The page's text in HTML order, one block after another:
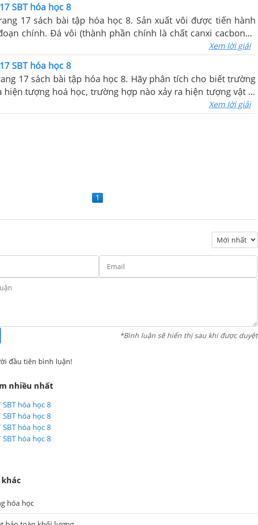
SBT hóa học 8
17 sách bài tập hóa học 8. Sản xuất vôi được tiến hành
chính. Đá vôi (thành phần chính là chất canxi cacbonat)
Xem lời giải
SBT hóa học 8
17 sách bài tập hóa học 8. Hãy phân tích cho biết trường
hiện tượng hoá học, trường hợp nào xảy ra hiện tượng vật lí.
Xem lời giải
1
*Bình luận sẽ hiển thị sau khi được duyệt
đầu tiên bình luận!
nhiều nhất
hóa học 8
hóa học 8
hóa học 8
hóa học 8
khác
hóa học